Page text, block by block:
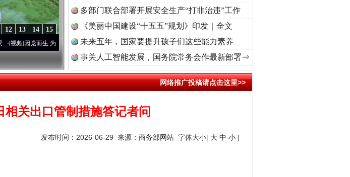
15
14
13
12
因党而生 为党而战——百年“纪”事⑧加强纪律..·[视频]牢记初心使命 奋进复兴征程丨“转折之城”激荡..
多部门联合部署开展安全生产“打非治违”工作
《美丽中国建设“十五五”规划》印发｜全文
未来五年，国家要提升孩子们这些能力素养
事关人工智能发展，国务院常务会作最新部署⇒
网络推广投稿请点击这里>>
关出口管制措施答记者问
发布时间：2026-06-29 来源： 商务部网站 字体大小[ 大 中 小 ]